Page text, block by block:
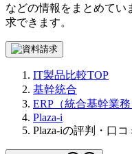
などの情報をまとめてい
求できます。
IT製品比較TOP
基幹統合
ERP（統合基幹業務
Plaza-i
Plaza-iの評判・口コ